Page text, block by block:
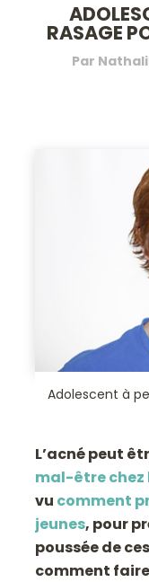
RASAGE
Par
Adolescent à
L’acné peut
mal-être chez
vu comment
jeunes, pour
poussée de
comment